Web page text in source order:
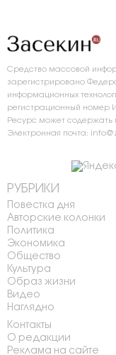
Средство массовой
зарегистрировано
информационных
регистрационный номер
Ресурс может содержать
Электронная почта:
РУБРИКИ
Повестка дня
Авторские колонки
Политика
Экономика
Общество
Культура
Образ жизни
Видео
Наглядно
Контакты
О редакции
Реклама на сайте